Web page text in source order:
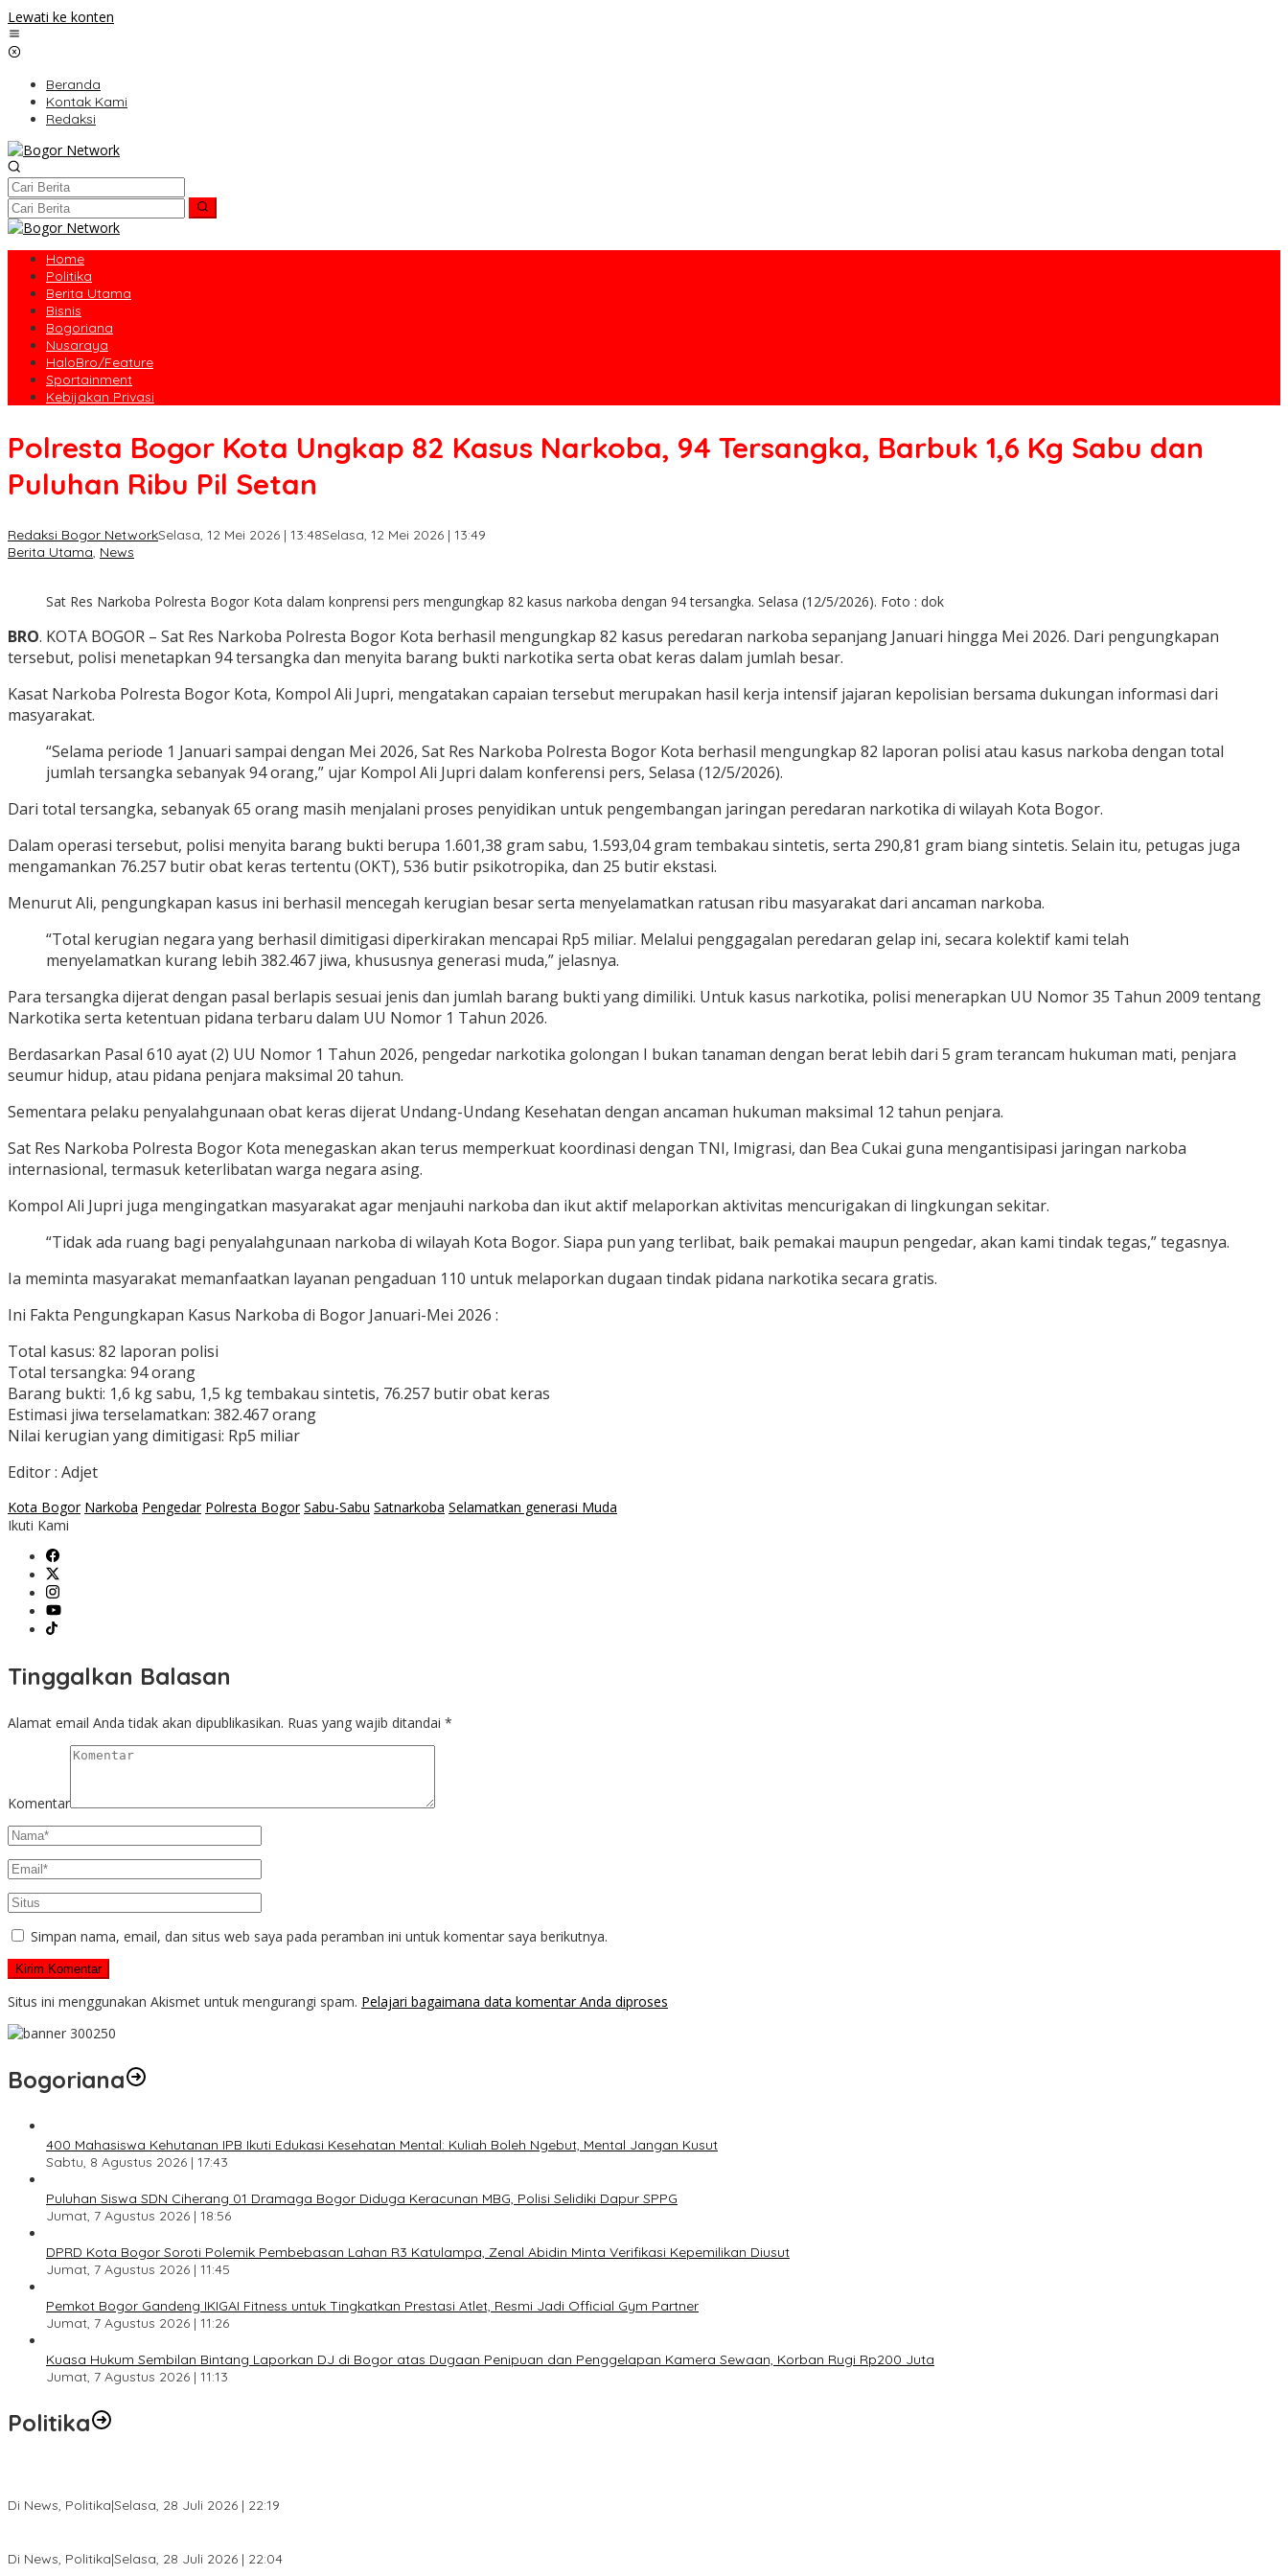
Lewati ke konten
Beranda
Kontak Kami
Redaksi
Home
Politika
Berita Utama
Bisnis
Bogoriana
Nusaraya
HaloBro/Feature
Sportainment
Kebijakan Privasi
Polresta Bogor Kota Ungkap 82 Kasus Narkoba, 94 Tersangka, Barbuk 1,6 Kg Sabu dan
Puluhan Ribu Pil Setan
Redaksi Bogor NetworkSelasa, 12 Mei 2026 | 13:48Selasa, 12 Mei 2026 | 13:49
Berita Utama, News
Sat Res Narkoba Polresta Bogor Kota dalam konprensi pers mengungkap 82 kasus narkoba dengan 94 tersangka. Selasa (12/5/2026). Foto : dok
BRO. KOTA BOGOR – Sat Res Narkoba Polresta Bogor Kota berhasil mengungkap 82 kasus peredaran narkoba sepanjang Januari hingga Mei 2026. Dari pengungkapan
tersebut, polisi menetapkan 94 tersangka dan menyita barang bukti narkotika serta obat keras dalam jumlah besar.
Kasat Narkoba Polresta Bogor Kota, Kompol Ali Jupri, mengatakan capaian tersebut merupakan hasil kerja intensif jajaran kepolisian bersama dukungan informasi dari
masyarakat.
“Selama periode 1 Januari sampai dengan Mei 2026, Sat Res Narkoba Polresta Bogor Kota berhasil mengungkap 82 laporan polisi atau kasus narkoba dengan total
jumlah tersangka sebanyak 94 orang,” ujar Kompol Ali Jupri dalam konferensi pers, Selasa (12/5/2026).
Dari total tersangka, sebanyak 65 orang masih menjalani proses penyidikan untuk pengembangan jaringan peredaran narkotika di wilayah Kota Bogor.
Dalam operasi tersebut, polisi menyita barang bukti berupa 1.601,38 gram sabu, 1.593,04 gram tembakau sintetis, serta 290,81 gram biang sintetis. Selain itu, petugas juga
mengamankan 76.257 butir obat keras tertentu (OKT), 536 butir psikotropika, dan 25 butir ekstasi.
Menurut Ali, pengungkapan kasus ini berhasil mencegah kerugian besar serta menyelamatkan ratusan ribu masyarakat dari ancaman narkoba.
“Total kerugian negara yang berhasil dimitigasi diperkirakan mencapai Rp5 miliar. Melalui penggagalan peredaran gelap ini, secara kolektif kami telah
menyelamatkan kurang lebih 382.467 jiwa, khususnya generasi muda,” jelasnya.
Para tersangka dijerat dengan pasal berlapis sesuai jenis dan jumlah barang bukti yang dimiliki. Untuk kasus narkotika, polisi menerapkan UU Nomor 35 Tahun 2009 tentang
Narkotika serta ketentuan pidana terbaru dalam UU Nomor 1 Tahun 2026.
Berdasarkan Pasal 610 ayat (2) UU Nomor 1 Tahun 2026, pengedar narkotika golongan I bukan tanaman dengan berat lebih dari 5 gram terancam hukuman mati, penjara
seumur hidup, atau pidana penjara maksimal 20 tahun.
Sementara pelaku penyalahgunaan obat keras dijerat Undang-Undang Kesehatan dengan ancaman hukuman maksimal 12 tahun penjara.
Sat Res Narkoba Polresta Bogor Kota menegaskan akan terus memperkuat koordinasi dengan TNI, Imigrasi, dan Bea Cukai guna mengantisipasi jaringan narkoba
internasional, termasuk keterlibatan warga negara asing.
Kompol Ali Jupri juga mengingatkan masyarakat agar menjauhi narkoba dan ikut aktif melaporkan aktivitas mencurigakan di lingkungan sekitar.
“Tidak ada ruang bagi penyalahgunaan narkoba di wilayah Kota Bogor. Siapa pun yang terlibat, baik pemakai maupun pengedar, akan kami tindak tegas,” tegasnya.
Ia meminta masyarakat memanfaatkan layanan pengaduan 110 untuk melaporkan dugaan tindak pidana narkotika secara gratis.
Ini Fakta Pengungkapan Kasus Narkoba di Bogor Januari-Mei 2026 :
Total kasus: 82 laporan polisi
Total tersangka: 94 orang
Barang bukti: 1,6 kg sabu, 1,5 kg tembakau sintetis, 76.257 butir obat keras
Estimasi jiwa terselamatkan: 382.467 orang
Nilai kerugian yang dimitigasi: Rp5 miliar
Editor : Adjet
Kota Bogor Narkoba Pengedar Polresta Bogor Sabu-Sabu Satnarkoba Selamatkan generasi Muda
Ikuti Kami
Tinggalkan Balasan
Alamat email Anda tidak akan dipublikasikan. Ruas yang wajib ditandai *
Komentar
Simpan nama, email, dan situs web saya pada peramban ini untuk komentar saya berikutnya.
Situs ini menggunakan Akismet untuk mengurangi spam. Pelajari bagaimana data komentar Anda diproses
Bogoriana
400 Mahasiswa Kehutanan IPB Ikuti Edukasi Kesehatan Mental: Kuliah Boleh Ngebut, Mental Jangan Kusut
Sabtu, 8 Agustus 2026 | 17:43
Puluhan Siswa SDN Ciherang 01 Dramaga Bogor Diduga Keracunan MBG, Polisi Selidiki Dapur SPPG
Jumat, 7 Agustus 2026 | 18:56
DPRD Kota Bogor Soroti Polemik Pembebasan Lahan R3 Katulampa, Zenal Abidin Minta Verifikasi Kepemilikan Diusut
Jumat, 7 Agustus 2026 | 11:45
Pemkot Bogor Gandeng IKIGAI Fitness untuk Tingkatkan Prestasi Atlet, Resmi Jadi Official Gym Partner
Jumat, 7 Agustus 2026 | 11:26
Kuasa Hukum Sembilan Bintang Laporkan DJ di Bogor atas Dugaan Penipuan dan Penggelapan Kamera Sewaan, Korban Rugi Rp200 Juta
Jumat, 7 Agustus 2026 | 11:13
Politika
Di News, Politika|Selasa, 28 Juli 2026 | 22:19
Di News, Politika|Selasa, 28 Juli 2026 | 22:04